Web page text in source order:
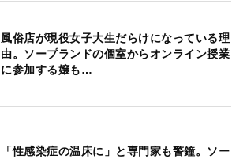
風俗店が現役女子大生だらけになっている理
由。ソープランドの個室からオンライン授業
に参加する嬢も…
「性感染症の温床に」と専門家も警鐘。ソー